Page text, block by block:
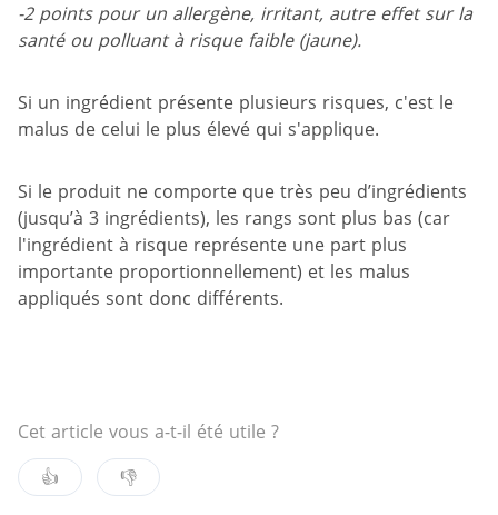
-2 points pour un allergène, irritant, autre effet sur la
santé ou polluant à risque faible (jaune).
Si un ingrédient présente plusieurs risques, c'est le
malus de celui le plus élevé qui s'applique.
Si le produit ne comporte que très peu d’ingrédients
(jusqu’à 3 ingrédients), les rangs sont plus bas (car
l'ingrédient à risque représente une part plus
importante proportionnellement) et les malus
appliqués sont donc différents.
Cet article vous a-t-il été utile ?
👍
👎